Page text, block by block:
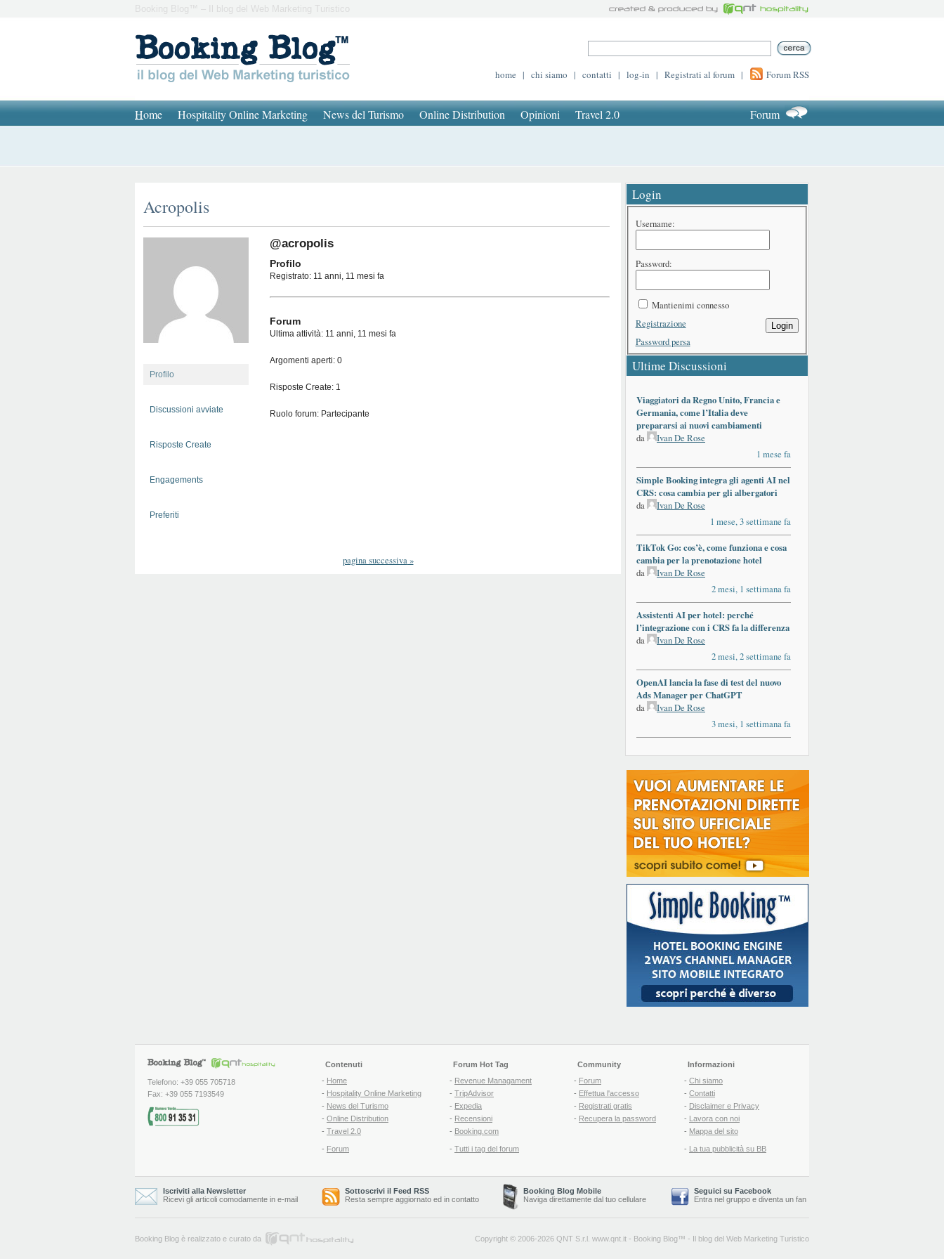
Booking Blog™ – Il blog del Web Marketing Turistico
home | chi siamo | contatti | log-in | Registrati al forum | Forum RSS
Home Hospitality Online Marketing News del Turismo Online Distribution Opinioni Travel 2.0 Forum
Acropolis
Profilo
Discussioni avviate
Risposte Create
Engagements
Preferiti
@acropolis
Profilo
Registrato: 11 anni, 11 mesi fa
Forum
Ultima attività: 11 anni, 11 mesi fa
Argomenti aperti: 0
Risposte Create: 1
Ruolo forum: Partecipante
pagina successiva»
Login
Username:
Password:
Mantienimi connesso
Login
Registrazione
Password persa
Ultime Discussioni
Viaggiatori da Regno Unito, Francia e
Germania, come l’Italia deve
prepararsi ai nuovi cambiamenti
da
Ivan De Rose
1 mese fa
Simple Booking integra gli agenti AI nel
CRS: cosa cambia per gli albergatori
da
Ivan De Rose
1 mese, 3 settimane fa
TikTok Go: cos’è, come funziona e cosa
cambia per la prenotazione hotel
da
Ivan De Rose
2 mesi, 1 settimana fa
Assistenti AI per hotel: perché
l’integrazione con i CRS fa la differenza
da
Ivan De Rose
2 mesi, 2 settimane fa
OpenAI lancia la fase di test del nuovo
Ads Manager per ChatGPT
da
Ivan De Rose
3 mesi, 1 settimana fa
Telefono: +39 055 705718
Fax: +39 055 7193549
Contenuti
- Home
- Hospitality Online Marketing
- News del Turismo
- Online Distribution
- Travel 2.0
- Forum
Forum Hot Tag
- Revenue Managament
- TripAdvisor
- Expedia
- Recensioni
- Booking.com
- Tutti i tag del forum
Community
- Forum
- Effettua l'accesso
- Registrati gratis
- Recupera la password
Informazioni
- Chi siamo
- Contatti
- Disclaimer e Privacy
- Lavora con noi
- Mappa del sito
- La tua pubblicità su BB
Iscriviti alla Newsletter
Ricevi gli articoli comodamente in e-mail
Sottoscrivi il Feed RSS
Resta sempre aggiornato ed in contatto
Booking Blog Mobile
Naviga direttamente dal tuo cellulare
Seguici su Facebook
Entra nel gruppo e diventa un fan
Booking Blog è realizzato e curato da Copyright © 2006-2026 QNT S.r.l. www.qnt.it - Booking Blog™ - Il blog del Web Marketing Turistico